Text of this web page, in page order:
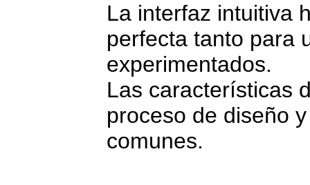
La interfaz intuitiva
perfecta tanto para
experimentados.
Las características
proceso de diseño
comunes.